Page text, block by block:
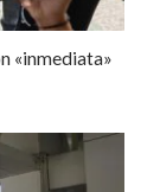
«inmediata»